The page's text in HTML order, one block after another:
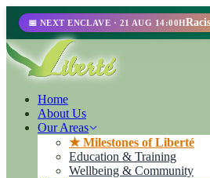
📅 NEXT ENCLAVE · 21 AUG 14:00H
Home
About Us
Our Areas
★ Milestones of Liberté
Education & Training
Wellbeing & Community